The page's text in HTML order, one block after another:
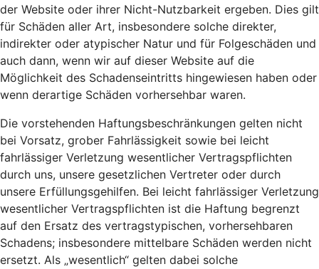
der Website oder ihrer Nicht-Nutzbarkeit ergeben. Dies gilt
für Schäden aller Art, insbesondere solche direkter,
indirekter oder atypischer Natur und für Folgeschäden und
auch dann, wenn wir auf dieser Website auf die
Möglichkeit des Schadenseintritts hingewiesen haben oder
wenn derartige Schäden vorhersehbar waren.
Die vorstehenden Haftungsbeschränkungen gelten nicht
bei Vorsatz, grober Fahrlässigkeit sowie bei leicht
fahrlässiger Verletzung wesentlicher Vertragspflichten
durch uns, unsere gesetzlichen Vertreter oder durch
unsere Erfüllungsgehilfen. Bei leicht fahrlässiger Verletzung
wesentlicher Vertragspflichten ist die Haftung begrenzt
auf den Ersatz des vertragstypischen, vorhersehbaren
Schadens; insbesondere mittelbare Schäden werden nicht
ersetzt. Als „wesentlich“ gelten dabei solche